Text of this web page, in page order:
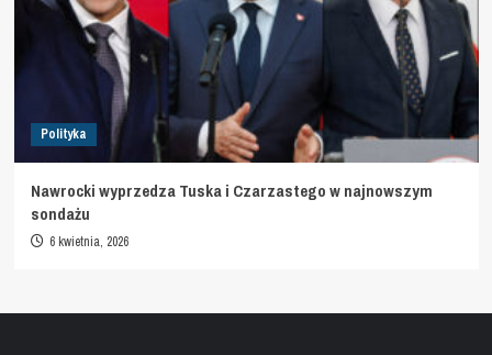
Polityka
Nawrocki wyprzedza Tuska i Czarzastego w najnowszym
sondażu
6 kwietnia, 2026